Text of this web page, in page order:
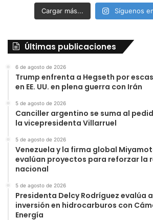
Cargar más... Síguenos
Últimas publicaciones
6 de agosto de 2026
Trump enfrenta a Hegseth por
en EE. UU. en plena guerra con Irán
5 de agosto de 2026
Canciller argentino se suma al
la vicepresidenta Villarruel
5 de agosto de 2026
Venezuela y la firma global
evalúan proyectos para reforzar la
nacional
5 de agosto de 2026
Presidenta Delcy Rodríguez evalúa
inversión en hidrocarburos con
Energía